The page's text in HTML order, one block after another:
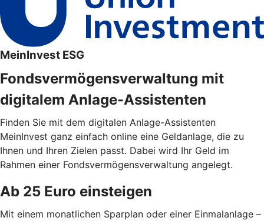
MeinInvest ESG
Fondsvermögensverwaltung mit
digitalem Anlage-Assistenten
Finden Sie mit dem digitalen Anlage-Assistenten
MeinInvest ganz einfach online eine Geldanlage, die zu
Ihnen und Ihren Zielen passt. Dabei wird Ihr Geld im
Rahmen einer Fondsvermögensverwaltung angelegt.
Ab 25 Euro einsteigen
Mit einem monatlichen Sparplan oder einer Einmalanlage –